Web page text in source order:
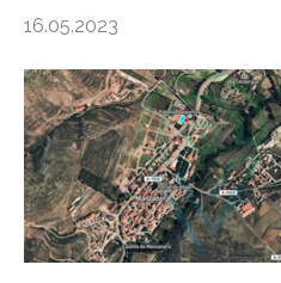
16.05.2023